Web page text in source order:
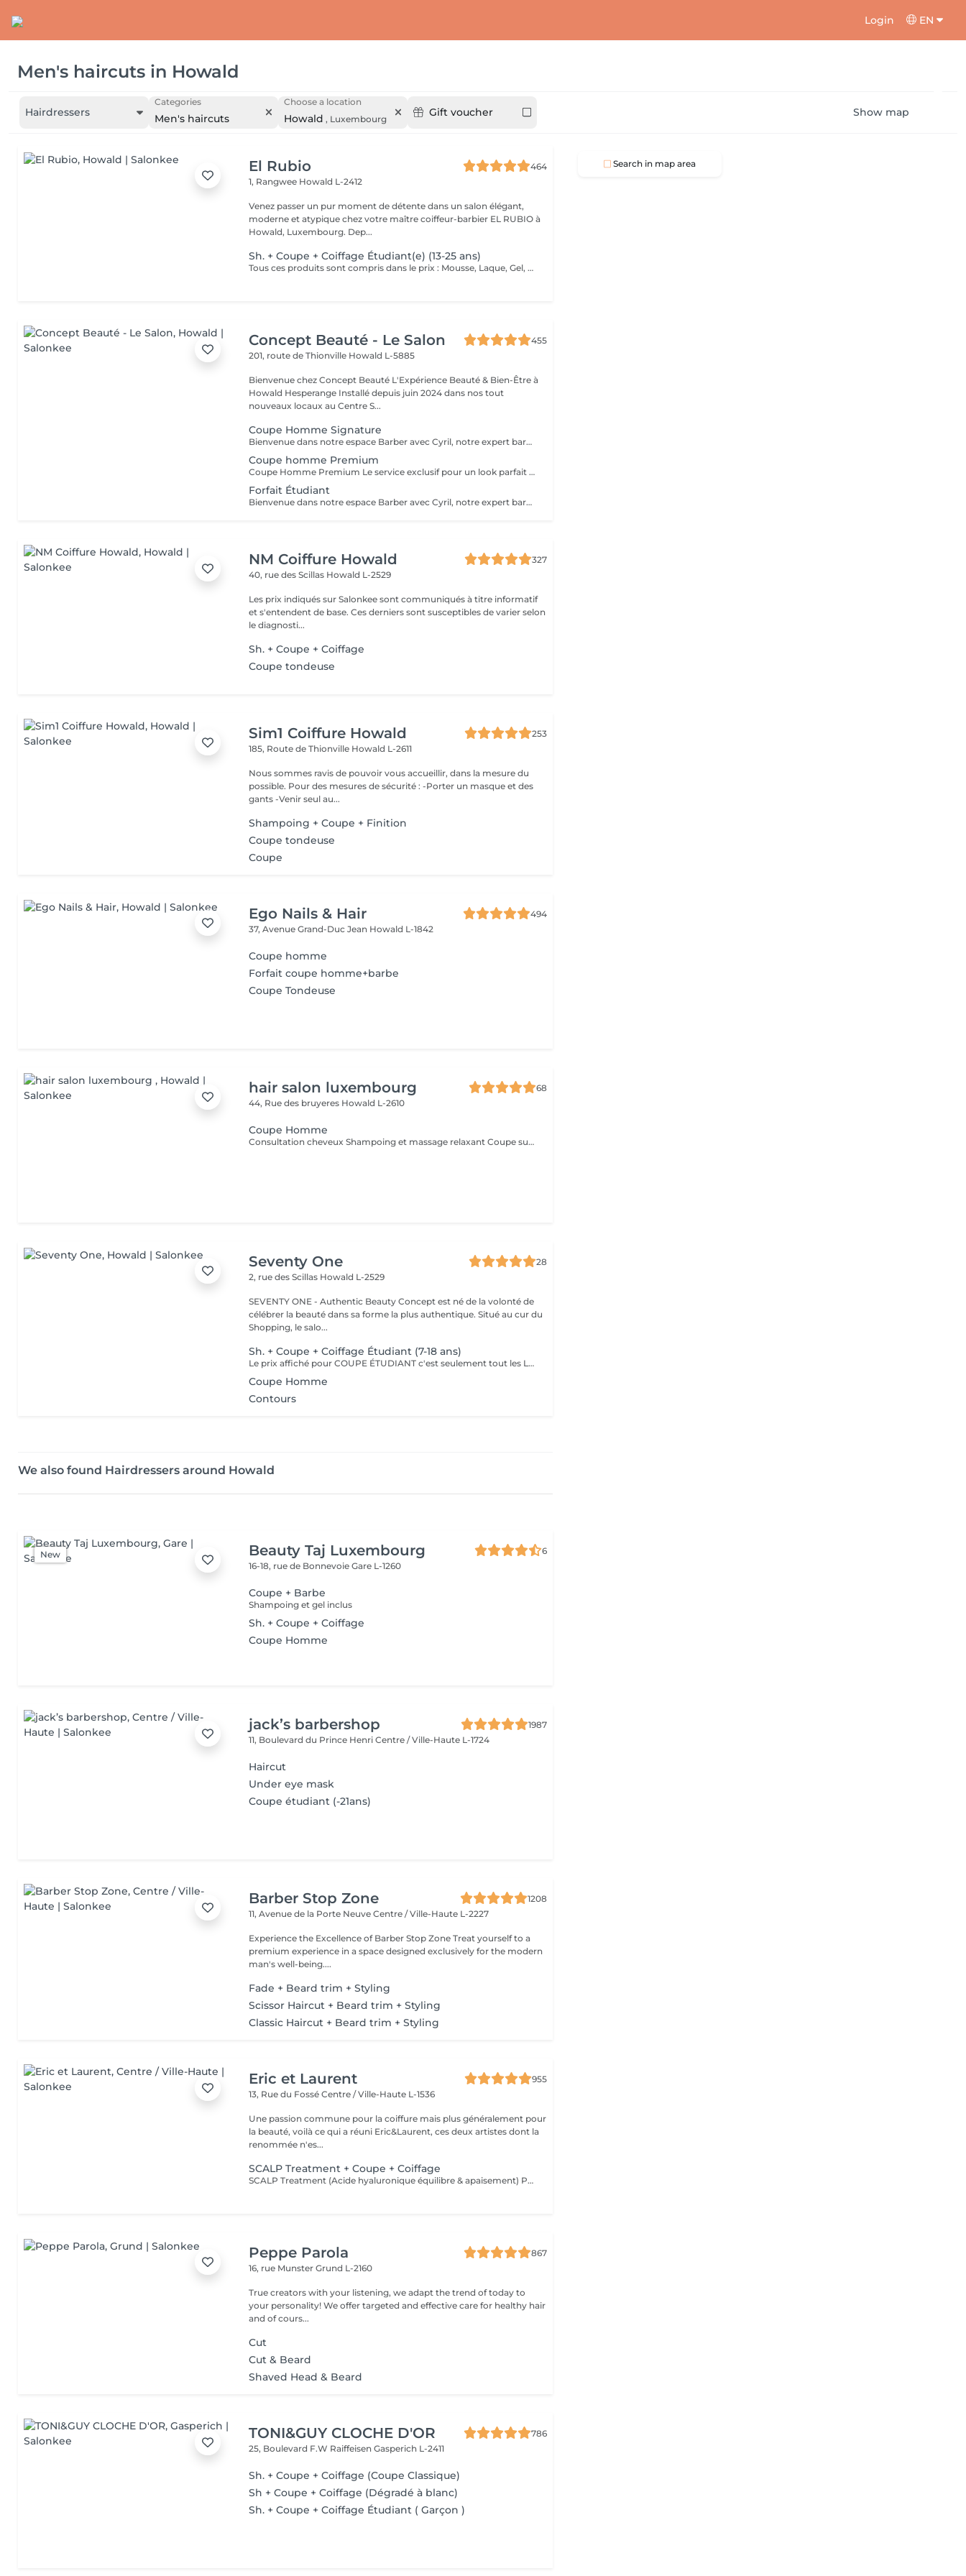
Login EN
Men's haircuts in Howald
Hairdressers
Categories
Men's haircuts
Choose a location
Howald , Luxembourg
Gift voucher Show map
El Rubio
464
1, Rangwee Howald L-2412
Venez passer un pur moment de détente dans un salon élégant,
moderne et atypique chez votre maître coiffeur-barbier EL RUBIO à
Howald, Luxembourg. Dep...
Sh. + Coupe + Coiffage Étudiant(e) (13-25 ans)
Tous ces produits sont compris dans le prix : Mousse, Laque, Gel, Soin démêlant, Shampoing spécifique. Tous les produits que nous utilisons sont des produits de qualité professionnelle.
Concept Beauté - Le Salon
455
201, route de Thionville Howald L-5885
Bienvenue chez Concept Beauté L'Expérience Beauté & Bien-Être à
Howald Hesperange Installé depuis juin 2024 dans nos tout
nouveaux locaux au Centre S...
Coupe Homme Signature
Bienvenue dans notre espace Barber avec Cyril, notre expert barbier. Nous accueillons notre clientèle masculine dans un espace Barber élégant et moderne, où Cyril, notre barbier, met son expertise au service de votre style. Que ce soit pour une coupe de cheveux impeccable ou un soin de barbe sur mesure, chaque prestation est réalisée avec précision et savoir-faire, dans une ambiance conviviale et raffinée. Coupe homme classique Une coupe réalisée aux ciseaux et à la tondeuse, adaptée à votre morphologie et à votre style. Cyril prendra le temps d'analyser votre implantation capillaire et votre type de cheveux pour un résultat structuré et naturel. La prestation inclut un shampooing et un coiffage soigné.
Coupe homme Premium
Coupe Homme Premium Le service exclusif pour un look parfait Notre Coupe Homme Premium est une prestation haut de gamme, pensée pour les hommes qui souhaitent une coupe soignée, parfaitement adaptée à leur style et à leur morphologie. Ce que comprend la Coupe Homme Premium : Diagnostic personnalisé : Cyril analyse votre type de cheveux, votre implantation capillaire et la forme de votre visage pour vous proposer une coupe sur mesure. Shampooing relaxant : Un soin lavant adapté à votre cuir chevelu et à votre type de cheveux, pour une sensation de fraîcheur et de bien-être. Coupe aux ciseaux & tondeuse : Une coupe réalisée avec précision et technique, pour un rendu naturel, structuré et facile à coiffer au quotidien. Coiffage & conseils : Mise en forme avec des produits adaptés (cire, pommade, poudre coiffante) et conseils personnalisés pour entretenir votre coupe à la maison. Finition soignée : Travail des contours, des pattes et de la nuque pour une allure nette et impeccable. Idéale pour ceux qui recherchent une coupe élégante, moderne et facile à entretenir. Nous accueillons notre clientèle masculine dans un espace Barber élégant et moderne, où Cyril, notre barbier, met son expertise au service de votre style. Chaque prestation est réalisée avec précision et savoir-faire, dans une ambiance conviviale et raffinée. Prenez rendez-vous et profitez d'un moment privilégié dans notre espace Barber.
Forfait Étudiant
Bienvenue dans notre espace Barber avec Cyril, notre expert barbier Nous accueillons notre clientèle masculine dans un espace Barber élégant et moderne, où Cyril, notre barbier, met son expertise au service de votre style. Que ce soit pour une coupe de cheveux impeccable ou un soin de barbe sur mesure, chaque prestation est réalisée avec précision et savoir-faire, dans une ambiance conviviale et raffinée. Forfait étudiant Une coupe tendance et personnalisée à tarif réduit pour les étudiants, avec un shampooing et un coiffage compris. Cyril vous conseille sur les coupes les plus adaptées à votre style et votre personnalité.
NM Coiffure Howald
327
40, rue des Scillas Howald L-2529
Les prix indiqués sur Salonkee sont communiqués à titre informatif
et s'entendent de base. Ces derniers sont susceptibles de varier selon
le diagnosti...
Sh. + Coupe + Coiffage
Coupe tondeuse
Sim1 Coiffure Howald
253
185, Route de Thionville Howald L-2611
Nous sommes ravis de pouvoir vous accueillir, dans la mesure du
possible. Pour des mesures de sécurité : -Porter un masque et des
gants -Venir seul au...
Shampoing + Coupe + Finition
Coupe tondeuse
Coupe
Ego Nails & Hair
494
37, Avenue Grand-Duc Jean Howald L-1842
Coupe homme
Forfait coupe homme+barbe
Coupe Tondeuse
hair salon luxembourg
68
44, Rue des bruyeres Howald L-2610
Coupe Homme
Consultation cheveux Shampoing et massage relaxant Coupe sur cheveux mouillés Séchage et coiffage Conseils produits
Seventy One
28
2, rue des Scillas Howald L-2529
SEVENTY ONE - Authentic Beauty Concept est né de la volonté de
célébrer la beauté dans sa forme la plus authentique. Situé au cur du
Shopping, le salo...
Sh. + Coupe + Coiffage Étudiant (7-18 ans)
Le prix affiché pour COUPE ÉTUDIANT c'est seulement tout les LUNDIS, MARDIS et MERCREDIS uniquement sur présentation de carte scolaire, pour les restantes jours vous devez réserver coupe normale.
Coupe Homme
Contours
We also found Hairdressers around Howald
New Beauty Taj Luxembourg
6
16-18, rue de BonnevoieGare L-1260
Coupe + Barbe
Shampoing et gel inclus
Sh. + Coupe + Coiffage
Coupe Homme
jack’s barbershop
1987
11, Boulevard du Prince HenriCentre / Ville-Haute L-1724
Haircut
Under eye mask
Coupe étudiant (-21ans)
Barber Stop Zone
1208
11, Avenue de la Porte NeuveCentre / Ville-Haute L-2227
Experience the Excellence of Barber Stop Zone Treat yourself to a
premium experience in a space designed exclusively for the modern
man's well-being....
Fade + Beard trim + Styling
Scissor Haircut + Beard trim + Styling
Classic Haircut + Beard trim + Styling
Eric et Laurent
955
13, Rue du FosséCentre / Ville-Haute L-1536
Une passion commune pour la coiffure mais plus généralement pour
la beauté, voilà ce qui a réuni Eric&Laurent, ces deux artistes dont la
renommée n'es...
SCALP Treatment + Coupe + Coiffage
SCALP Treatment (Acide hyaluronique équilibre & apaisement) Pour rééquilibrer et purifier le cuir chevelu. Idéal en cas de démangeaisons, pellicules, sécheresse ou excès de sébum. -Apaise le cuir chevelu -Purifie en douceur -Rééquilibre la barrière protectrice naturelle -Favorise un environnement sain pour la pousse
Peppe Parola
867
16, rue MunsterGrund L-2160
True creators with your listening, we adapt the trend of today to
your personality! We offer targeted and effective care for healthy hair
and of cours...
Cut
Cut & Beard
Shaved Head & Beard
TONI&GUY CLOCHE D'OR
786
25, Boulevard F.W RaiffeisenGasperich L-2411
Sh. + Coupe + Coiffage (Coupe Classique)
Sh + Coupe + Coiffage (Dégradé à blanc)
Sh. + Coupe + Coiffage Étudiant ( Garçon )
Search in map area